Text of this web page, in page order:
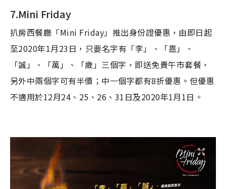
7.Mini Friday
扒房西餐廳「Mini Friday」推出身份證優惠，由即日起
至2020年1月23日，只要名字有「李」、「嘉」、
「誠」、「萬」、「歲」三個字，即送免費午市套餐，
另外中兩個字可有半價；中一個字都有8折優惠。但優惠
不適用於12月24、25、26、31日及2020年1月1日。